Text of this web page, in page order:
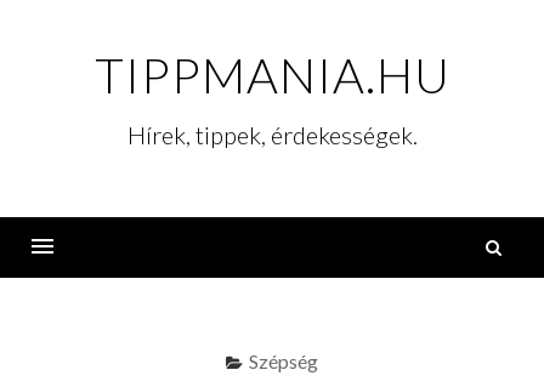
TIPPMANIA.HU
Hírek, tippek, érdekességek.
Szépség